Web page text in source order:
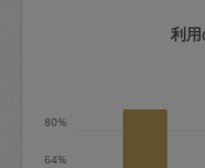
定期契約を
期は月2回
利用
64%
80%